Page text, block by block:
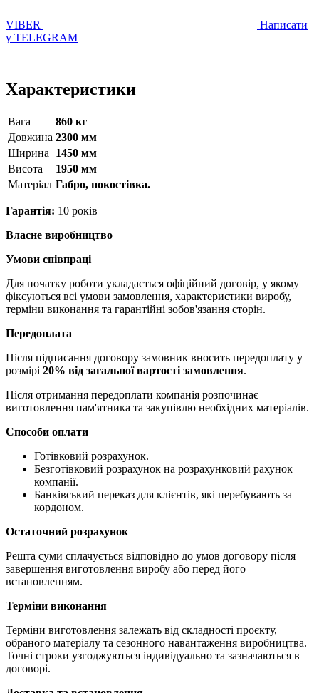
VIBER
Написати
у TELEGRAM
Характеристики
Вага
860 кг
Довжина 2300 мм
Ширина
1450 мм
Висота
1950 мм
Матерiал Габро, покостівка.
Гарантія: 10 років
Власне виробництво
Умови співпраці
Для початку роботи укладається офіційний договір, у якому
фіксуються всі умови замовлення, характеристики виробу,
терміни виконання та гарантійні зобов'язання сторін.
Передоплата
Після підписання договору замовник вносить передоплату у
розмірі 20% від загальної вартості замовлення.
Після отримання передоплати компанія розпочинає
виготовлення пам'ятника та закупівлю необхідних матеріалів.
Способи оплати
Готівковий розрахунок.
Безготівковий розрахунок на розрахунковий рахунок
компанії.
Банківський переказ для клієнтів, які перебувають за
кордоном.
Остаточний розрахунок
Решта суми сплачується відповідно до умов договору після
завершення виготовлення виробу або перед його
встановленням.
Терміни виконання
Терміни виготовлення залежать від складності проєкту,
обраного матеріалу та сезонного навантаження виробництва.
Точні строки узгоджуються індивідуально та зазначаються в
договорі.